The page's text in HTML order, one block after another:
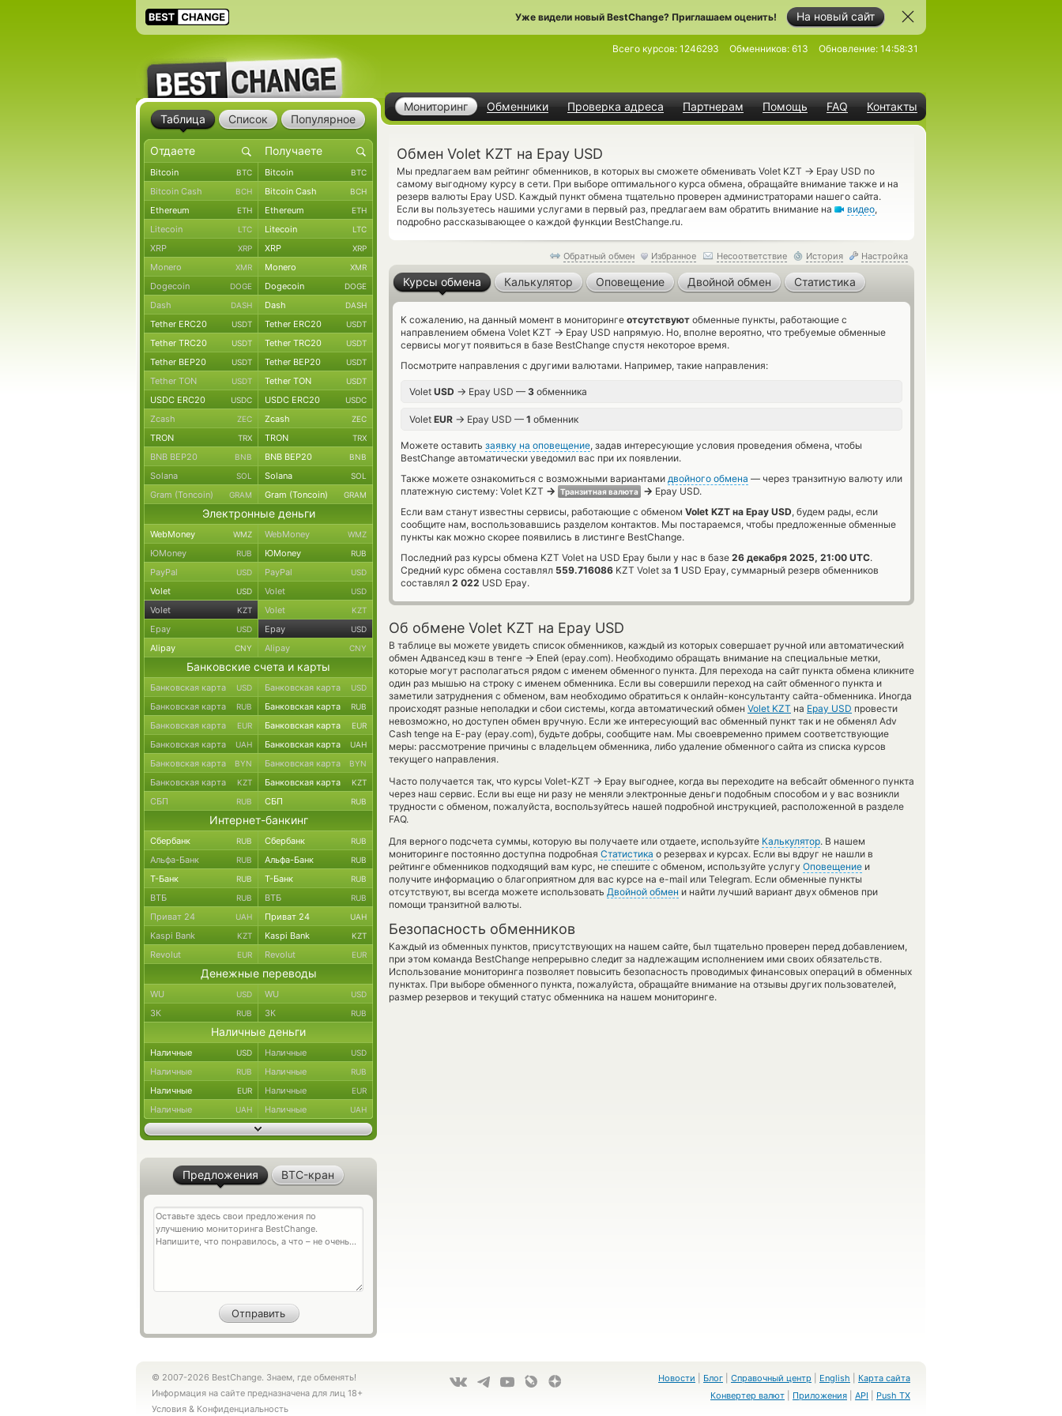
На новый сайт
Уже видели новый BestChange? Приглашаем оценить!
Мониторинг Обменники Проверка адреса Партнерам Помощь FAQ Контакты
Всего курсов: 1246293 Обменников: 613 Обновление: 14:58:31
Обмен Volet KZT на Epay USD
Мы предлагаем вам рейтинг обменников, в которых вы сможете обменивать Volet KZT → Epay USD по
самому выгодному курсу в сети. При выборе оптимального курса обмена, обращайте внимание также и на
резерв валюты Epay USD. Каждый пункт обмена тщательно проверен администраторами нашего сайта.
Если вы пользуетесь нашими услугами в первый раз, предлагаем вам обратить внимание на
видео,
подробно рассказывающее о каждой функции BestChange.ru.
Обратный обмен Избранное Несоответствие История Настройка
Курсы обмена Калькулятор Оповещение Двойной обмен Статистика
К сожалению, на данный момент в мониторинге отсутствуют обменные пункты, работающие с
направлением обмена Volet KZT → Epay USD напрямую. Но, вполне вероятно, что требуемые обменные
сервисы могут появиться в базе BestChange спустя некоторое время.
Посмотрите направления с другими валютами. Например, такие направления:
Volet USD → Epay USD — 3 обменника
Volet EUR → Epay USD — 1 обменник
Можете оставить заявку на оповещение, задав интересующие условия проведения обмена, чтобы
BestChange автоматически уведомил вас при их появлении.
Также можете ознакомиться с возможными вариантами двойного обмена — через транзитную валюту или
платежную систему: Volet KZT → Транзитная валюта → Epay USD.
Если вам станут известны сервисы, работающие с обменом Volet KZT на Epay USD, будем рады, если
сообщите нам, воспользовавшись разделом контактов. Мы постараемся, чтобы предложенные обменные
пункты как можно скорее появились в листинге BestChange.
Последний раз курсы обмена KZT Volet на USD Epay были у нас в базе 26 декабря 2025, 21:00 UTC.
Средний курс обмена составлял 559.716086 KZT Volet за 1 USD Epay, суммарный резерв обменников
составлял 2 022 USD Epay.
Об обмене Volet KZT на Epay USD
В таблице вы можете увидеть список обменников, каждый из которых совершает ручной или автоматический
обмен Адвансед кэш в тенге → Епей (epay.com). Необходимо обращать внимание на специальные метки,
которые могут располагаться рядом с именем обменного пункта. Для перехода на сайт пункта обмена кликните
один раз мышью на строку с именем обменника. Если вы совершили переход на сайт обменного пункта и
заметили затруднения с обменом, вам необходимо обратиться к онлайн-консультанту сайта-обменника. Иногда
происходят разные неполадки и сбои системы, когда автоматический обмен Volet KZT на Epay USD провести
невозможно, но доступен обмен вручную. Если же интересующий вас обменный пункт так и не обменял Adv
Cash tenge на E-pay (epay.com), будьте добры, сообщите нам. Мы своевременно примем соответствующие
меры: рассмотрение причины с владельцем обменника, либо удаление обменного сайта из списка курсов
текущего направления.
Часто получается так, что курсы Volet-KZT → Epay выгоднее, когда вы переходите на вебсайт обменного пункта
через наш сервис. Если вы еще ни разу не меняли электронные деньги подобным способом и у вас возникли
трудности с обменом, пожалуйста, воспользуйтесь нашей подробной инструкцией, расположенной в разделе
FAQ.
Для верного подсчета суммы, которую вы получаете или отдаете, используйте Калькулятор. В нашем
мониторинге постоянно доступна подробная Статистика о резервах и курсах. Если вы вдруг не нашли в
рейтинге обменников подходящий вам курс, не спешите с обменом, используйте услугу Оповещение и
получите информацию о благоприятном для вас курсе на e-mail или Telegram. Если обменные пункты
отсутствуют, вы всегда можете использовать Двойной обмен и найти лучший вариант двух обменов при
помощи транзитной валюты.
Безопасность обменников
Каждый из обменных пунктов, присутствующих на нашем сайте, был тщательно проверен перед добавлением,
при этом команда BestChange непрерывно следит за надлежащим исполнением ими своих обязательств.
Использование мониторинга позволяет повысить безопасность проводимых финансовых операций в обменных
пунктах. При выборе обменного пункта, пожалуйста, обращайте внимание на отзывы других пользователей,
размер резервов и текущий статус обменника на нашем мониторинге.
Таблица Список Популярное
Bitcoin BTC Bitcoin BTC
Bitcoin Cash BCH Bitcoin Cash BCH
Ethereum ETH Ethereum ETH
Litecoin LTC Litecoin LTC
XRP XRP XRP XRP
Monero XMR Monero XMR
Dogecoin DOGE Dogecoin DOGE
Dash DASH Dash DASH
Tether ERC20 USDT Tether ERC20 USDT
Tether TRC20 USDT Tether TRC20 USDT
Tether BEP20 USDT Tether BEP20 USDT
Tether TON USDT Tether TON USDT
USDC ERC20 USDC USDC ERC20 USDC
Zcash ZEC Zcash ZEC
TRON TRX TRON TRX
BNB BEP20 BNB BNB BEP20 BNB
Solana SOL Solana SOL
Gram (Toncoin) GRAM Gram (Toncoin) GRAM
Электронные деньги
WebMoney WMZ WebMoney WMZ
ЮMoney RUB ЮMoney RUB
PayPal USD PayPal USD
Volet USD Volet USD
Volet KZT Volet KZT
Epay USD Epay USD
Alipay CNY Alipay CNY
Банковские счета и карты
Банковская карта USD Банковская карта USD
Банковская карта RUB Банковская карта RUB
Банковская карта EUR Банковская карта EUR
Банковская карта UAH Банковская карта UAH
Банковская карта BYN Банковская карта BYN
Банковская карта KZT Банковская карта KZT
СБП RUB СБП RUB
Интернет-банкинг
Сбербанк RUB Сбербанк RUB
Альфа-Банк RUB Альфа-Банк RUB
Т-Банк RUB Т-Банк RUB
ВТБ RUB ВТБ RUB
Приват 24 UAH Приват 24 UAH
Kaspi Bank KZT Kaspi Bank KZT
Revolut EUR Revolut EUR
Денежные переводы
WU USD WU USD
ЗК RUB ЗК RUB
Наличные деньги
Наличные USD Наличные USD
Наличные RUB Наличные RUB
Наличные EUR Наличные EUR
Наличные UAH Наличные UAH
Предложения BTC-кран
© 2007-2026 BestChange. Знаем, где обменять!
Информация на сайте предназначена для лиц 18+
Условия & Конфиденциальность
Новости Блог Справочный центр English
Карта сайта
Конвертер валют
Приложения API Push TX